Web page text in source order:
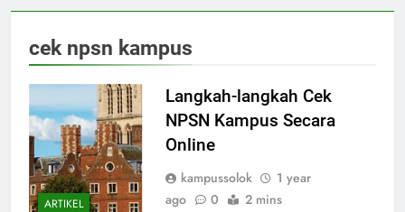
cek npsn kampus
ARTIKEL
Langkah-langkah Cek
NPSN Kampus Secara
Online
kampussolok
1 year
ago
0 2 mins